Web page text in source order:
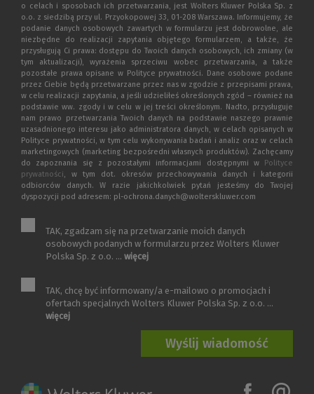
o celach i sposobach ich przetwarzania, jest Wolters Kluwer Polska Sp. z
o.o. z siedzibą przy ul. Przyokopowej 33, 01-208 Warszawa. Informujemy, że
podanie danych osobowych zawartych w formularzu jest dobrowolne, ale
niezbędne do realizacji zapytania objętego formularzem, a także, że
przysługują Ci prawa: dostępu do Twoich danych osobowych, ich zmiany (w
tym aktualizacji), wyrażenia sprzeciwu wobec przetwarzania, a także
pozostałe prawa opisane w Polityce prywatności. Dane osobowe podane
przez Ciebie będą przetwarzane przez nas w zgodzie z przepisami prawa,
w celu realizacji zapytania, a jeśli udzieliłeś określonych zgód – również na
podstawie ww. zgody i w celu w jej treści określonym. Nadto, przysługuje
nam prawo przetwarzania Twoich danych na podstawie naszego prawnie
uzasadnionego interesu jako administratora danych, w celach opisanych w
Polityce prywatności, w tym celu wykonywania badań i analiz oraz w celach
marketingowych (marketing bezpośredni własnych produktów). Zachęcamy
do zapoznania się z pozostałymi informacjami dostępnymi w Polityce
prywatności, w tym dot. okresów przechowywania danych i kategorii
odbiorców danych. W razie jakichkolwiek pytań jesteśmy do Twojej
dyspozycji pod adresem: pl-ochrona.danych@wolterskluwer.com
TAK, zgadzam się na przetwarzanie moich danych
osobowych podanych w formularzu przez Wolters Kluwer
Polska Sp. z o.o. ... więcej
TAK, chcę być informowany/a e-mailowo o promocjach i
ofertach specjalnych Wolters Kluwer Polska Sp. z o.o. ...
więcej